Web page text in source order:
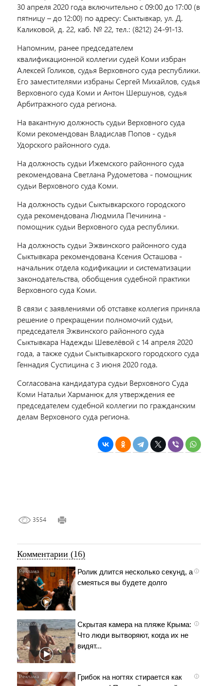
30 апреля 2020 года включительно с 09:00 до 17:00 (в
пятницу – до 12:00) по адресу: Сыктывкар, ул. Д.
Каликовой, д. 22, каб. № 22, тел.: (8212) 24-91-13.
Напомним, ранее председателем
квалификационной коллегии судей Коми избран
Алексей Голиков, судья Верховного суда республики.
Его заместителями избраны Сергей Михайлов, судья
Верховного суда Коми и Антон Шершунов, судья
Арбитражного суда региона.
На вакантную должность судьи Верховного суда
Коми рекомендован Владислав Попов - судья
Удорского районного суда.
На должность судьи Ижемского районного суда
рекомендована Светлана Рудометова - помощник
судьи Верховного суда Коми.
На должность судьи Сыктывкарского городского
суда рекомендована Людмила Печинина -
помощник судьи Верховного суда республики.
На должность судьи Эжвинского районного суда
Сыктывкара рекомендована Ксения Осташова -
начальник отдела кодификации и систематизации
законодательства, обобщения судебной практики
Верховного суда Коми.
В связи с заявлениями об отставке коллегия приняла
решение о прекращении полномочий судьи,
председателя Эжвинского районного суда
Сыктывкара Надежды Шевелёвой с 14 апреля 2020
года, а также судьи Сыктывкарского городского суда
Геннадия Суспицина с 3 июня 2020 года.
Согласована кандидатура судьи Верховного Суда
Коми Натальи Харманюк для утверждения ее
председателем судебной коллегии по гражданским
делам Верховного суда региона.
3554
Комментарии (16)
i
Ролик длится несколько секунд, а
смеяться вы будете долго
i
Скрытая камера на пляже Крыма:
Что люди вытворяют, когда их не
видят...
i
Грибок на ногтях стирается как